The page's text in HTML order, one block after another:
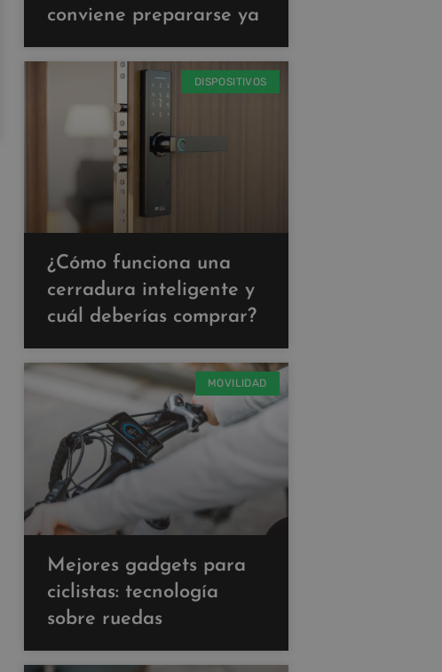
conviene prepararse ya
DISPOSITIVOS
¿Cómo funciona una
cerradura inteligente y
cuál deberías comprar?
MOVILIDAD
Mejores gadgets para
ciclistas: tecnología
sobre ruedas